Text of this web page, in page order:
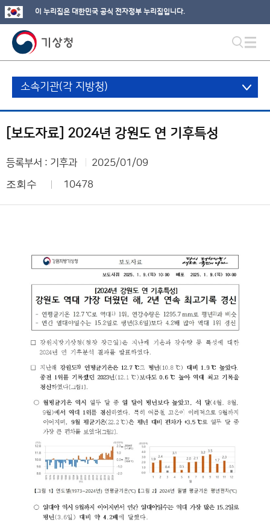
이 누리집은 대한민국 공식 전자정부 누리집입니다.
소속기관(각 지방청)
[보도자료] 2024년 강원도 연 기후특성
등록부서 : 기후과 2025/01/09
조회수 10478